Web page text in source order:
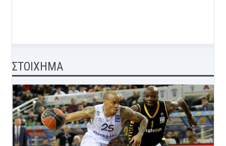
ΣΤΟΙΧΗΜΑ